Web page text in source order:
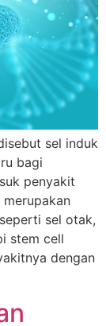
sel induk
bagi
penyakit
sel otak,
stem cell
dengan